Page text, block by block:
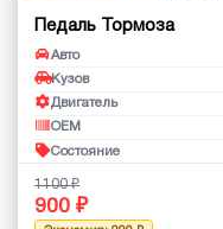
Педаль Тормоза
Авто
Кузов
Двигатель
OEM
Состояние
1100
900